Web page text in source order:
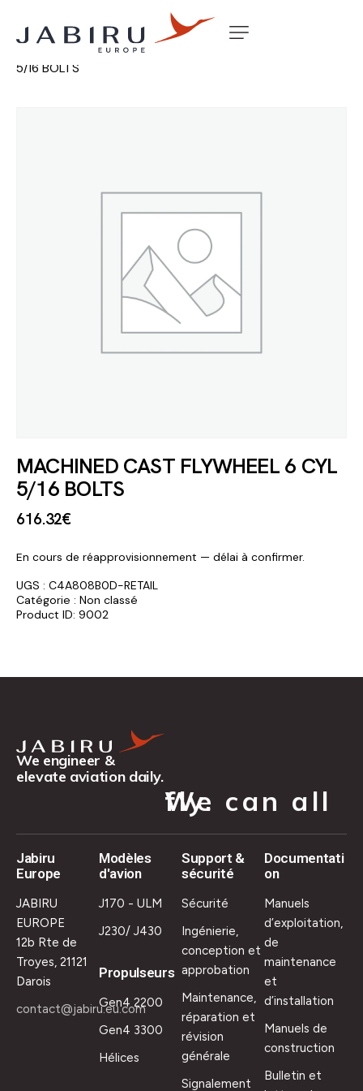
Accueil Non classé
5/16 BOLTS
MACHINED CAST FLYWHEEL 6 CYL
5/16 BOLTS
616.32€
En cours de réapprovisionnement — délai à confirmer.
UGS : C4A808B0D-RETAIL
Catégorie : Non classé
Product ID: 9002
We engineer &
elevate aviation daily.
We can all fly.
Jabiru
Europe
JABIRU
EUROPE
12b Rte de
Troyes, 21121
Darois
contact@jabiru.eu.com
Modèles
d'avion
J170 - ULM
J230/ J430
Propulseurs
Gen4 2200
Gen4 3300
Hélices
Support &
sécurité
Sécurité
Ingénierie,
conception et
approbation
Maintenance,
réparation et
révision
générale
Signalement
Documentati
on
Manuels
d’exploitation,
de
maintenance
et
d’installation
Manuels de
construction
Bulletin et